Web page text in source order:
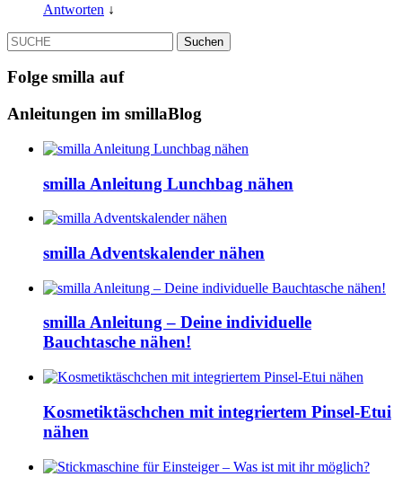
Antworten ↓
SUCHE
Folge smilla auf
Anleitungen im smillaBlog
smilla Anleitung Lunchbag nähen
smilla Adventskalender nähen
smilla Anleitung – Deine individuelle
Bauchtasche nähen!
Kosmetiktäschchen mit integriertem Pinsel-Etui
nähen